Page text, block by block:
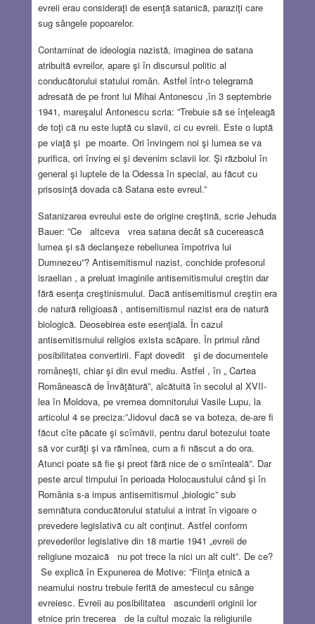
evreii erau consideraţi de esenţă satanică, paraziţi care
sug sângele popoarelor.
Contaminat de ideologia nazistă, imaginea de satana
atribuită evreilor, apare şi în discursul politic al
conducătorului statului român. Astfel într-o telegramă
adresată de pe front lui Mihai Antonescu ,în 3 septembrie
1941, mareşalul Antonescu scria: ”Trebuie să se înţeleagă
de toţi că nu este luptă cu slavii, ci cu evreii. Este o luptă
pe viaţă şi pe moarte. Ori învingem noi şi lumea se va
purifica, ori înving ei şi devenim sclavii lor. Şi războiul în
general şi luptele de la Odessa în special, au făcut cu
prisosinţă dovada că Satana este evreul.”
Satanizarea evreului este de origine creştină, scrie Jehuda
Bauer: ”Ce altceva vrea satana decât să cucerească
lumea şi să declanşeze rebeliunea împotriva lui
Dumnezeu”? Antisemitismul nazist, conchide profesorul
israelian , a preluat imaginile antisemitismului creştin dar
fără esenţa creştinismului. Dacă antisemitismul creştin era
de natură religioasă , antisemitismul nazist era de natură
biologică. Deosebirea este esenţială. În cazul
antisemitismului religios exista scăpare. În primul rând
posibilitatea convertirii. Fapt dovedit şi de documentele
româneşti, chiar şi din evul mediu. Astfel , în „ Cartea
Românească de Învăţătură”, alcătuită în secolul al XVII-
lea în Moldova, pe vremea domnitorului Vasile Lupu, la
articolul 4 se preciza:”Jidovul dacă se va boteza, de-are fi
făcut cîte păcate şi scîrnăvii, pentru darul botezului toate
să vor curăţi şi va rămînea, cum a fi născut a do ora.
Atunci poate să fie şi preot fără nice de o smînteală”. Dar
peste arcul timpului în perioada Holocaustului când şi în
România s-a impus antisemitismul „biologic” sub
semnătura conducătorului statului a intrat în vigoare o
prevedere legislativă cu alt conţinut. Astfel conform
prevederilor legislative din 18 martie 1941 „evreii de
religiune mozaică nu pot trece la nici un alt cult”. De ce?
Se explică în Expunerea de Motive: ”Fiinţa etnică a
neamului nostru trebuie ferită de amestecul cu sânge
evreiesc. Evreii au posibilitatea ascunderii originii lor
etnice prin trecerea de la cultul mozaic la religiunile